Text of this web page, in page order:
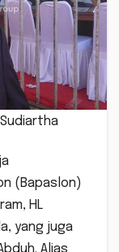
Sudiartha
(Bapaslon)
HL
yang juga